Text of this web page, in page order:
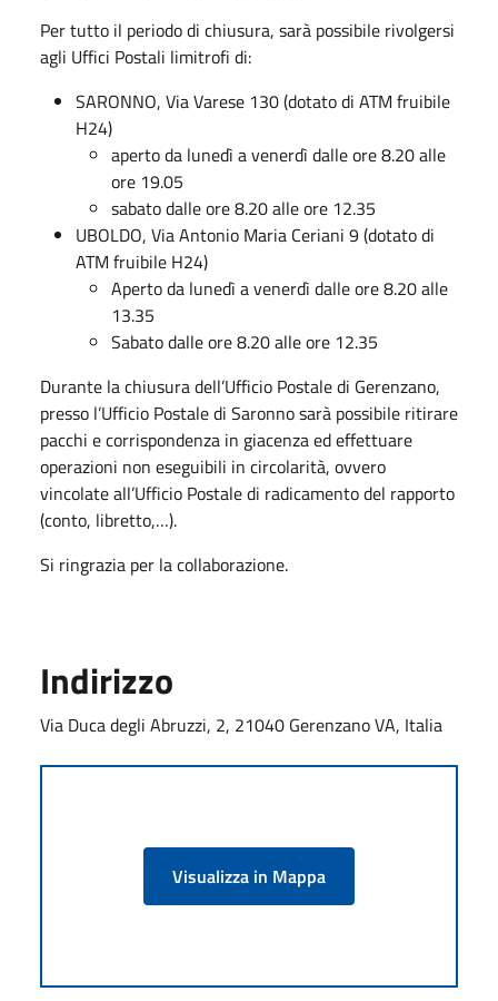
Per tutto il periodo di chiusura, sarà possibile rivolgersi
agli Uffici Postali limitrofi di:
SARONNO, Via Varese 130 (dotato di ATM fruibile
H24)
aperto da lunedì a venerdì dalle ore 8.20 alle
ore 19.05
sabato dalle ore 8.20 alle ore 12.35
UBOLDO, Via Antonio Maria Ceriani 9 (dotato di
ATM fruibile H24)
Aperto da lunedì a venerdì dalle ore 8.20 alle
13.35
Sabato dalle ore 8.20 alle ore 12.35
Durante la chiusura dell’Ufficio Postale di Gerenzano,
presso l’Ufficio Postale di Saronno sarà possibile ritirare
pacchi e corrispondenza in giacenza ed effettuare
operazioni non eseguibili in circolarità, ovvero
vincolate all’Ufficio Postale di radicamento del rapporto
(conto, libretto,…).
Si ringrazia per la collaborazione.
Indirizzo
Via Duca degli Abruzzi, 2, 21040 Gerenzano VA, Italia
Visualizza in Mappa